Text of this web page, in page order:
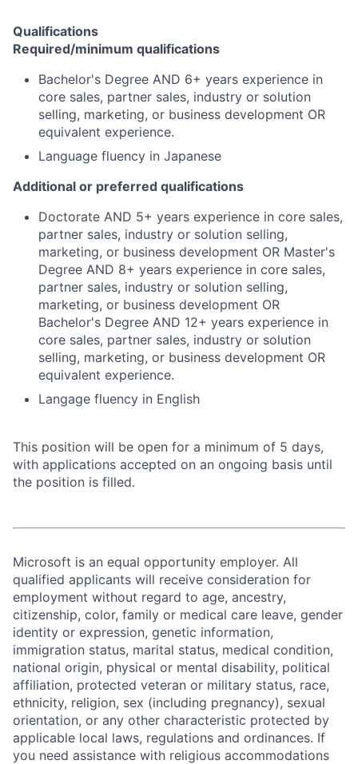
Qualifications
Required/minimum qualifications
Bachelor's Degree AND 6+ years experience in
core sales, partner sales, industry or solution
selling, marketing, or business development OR
equivalent experience.
Language fluency in Japanese
Additional or preferred qualifications
Doctorate AND 5+ years experience in core sales,
partner sales, industry or solution selling,
marketing, or business development OR Master's
Degree AND 8+ years experience in core sales,
partner sales, industry or solution selling,
marketing, or business development OR
Bachelor's Degree AND 12+ years experience in
core sales, partner sales, industry or solution
selling, marketing, or business development OR
equivalent experience.
Langage fluency in English
This position will be open for a minimum of 5 days,
with applications accepted on an ongoing basis until
the position is filled.
Microsoft is an equal opportunity employer. All
qualified applicants will receive consideration for
employment without regard to age, ancestry,
citizenship, color, family or medical care leave, gender
identity or expression, genetic information,
immigration status, marital status, medical condition,
national origin, physical or mental disability, political
affiliation, protected veteran or military status, race,
ethnicity, religion, sex (including pregnancy), sexual
orientation, or any other characteristic protected by
applicable local laws, regulations and ordinances. If
you need assistance with religious accommodations